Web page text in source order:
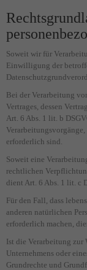
Soweit wir für
Einwilligung der
Bei der Verarbeitung
Vertrages, dessen
Art. 6 Abs. 1 lit. b
erforderlich sind.
Soweit eine
rechtlichen
dient Art. 6 Abs. 1 lit. c
Für den Fall, dass
anderen natürlichen
erforderlich machen,
Ist die Verarbeitung zur
Unternehmens oder
Grundrechte und
Essenziell (1)
einwandfreie Funktion